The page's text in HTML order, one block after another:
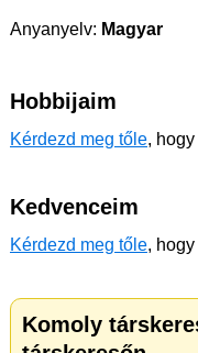
Anyanyelv: Magyar
Hobbijaim
Kérdezd meg tőle,
Kedvenceim
Kérdezd meg tőle,
Komoly